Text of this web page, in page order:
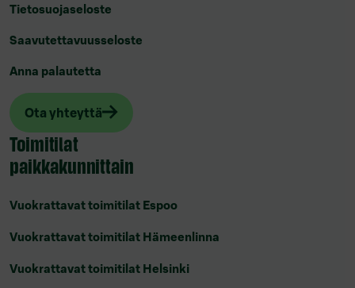
Tietosuojaseloste
Saavutettavuusseloste
Anna palautetta
Ota yhteyttä
Toimitilat
paikkakunnittain
Vuokrattavat toimitilat Espoo
Vuokrattavat toimitilat Hämeenlinna
Vuokrattavat toimitilat Helsinki